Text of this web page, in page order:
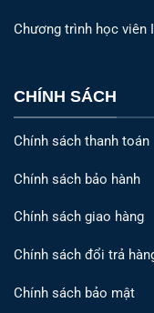
Chương trình học viên
CHÍNH SÁCH
Chính sách thanh toán
Chính sách bảo hành
Chính sách giao hàng
Chính sách đổi trả
Chính sách bảo mật